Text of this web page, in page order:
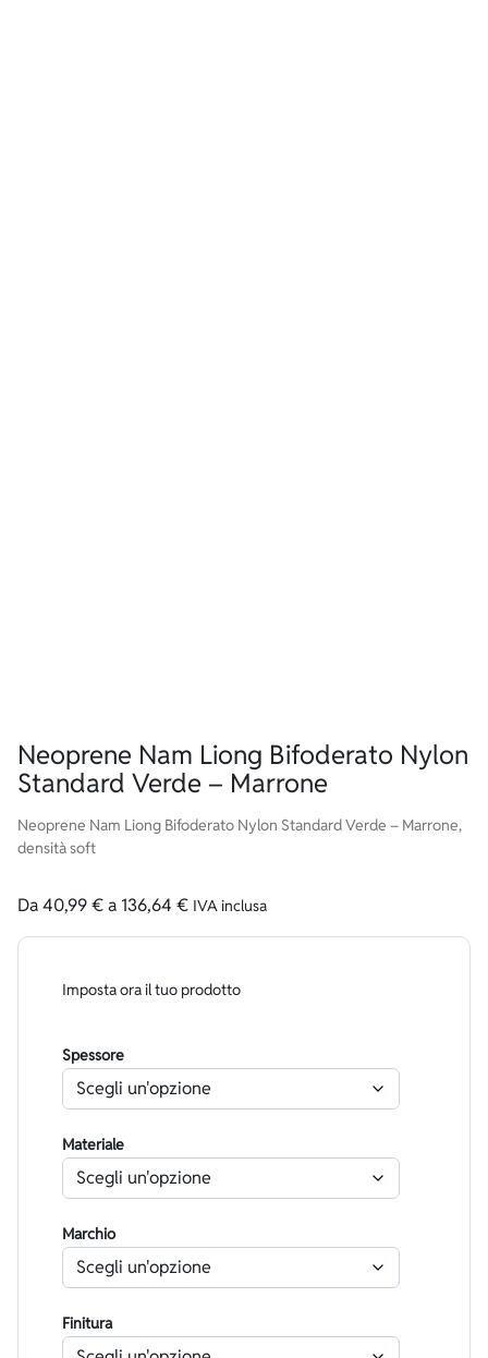
Neoprene Nam Liong Bifoderato Nylon
Standard Verde – Marrone
Neoprene Nam Liong Bifoderato Nylon Standard Verde – Marrone,
densità soft
Da40,99€a 136,64€ IVA inclusa
Imposta ora il tuo prodotto
Spessore
Materiale
Marchio
Finitura